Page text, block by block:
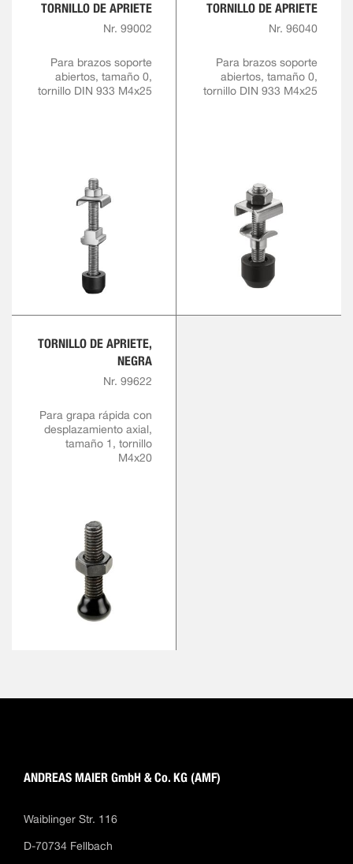
TORNILLO DE APRIETE
Nr. 99002
Para brazos soporte
abiertos, tamaño 0,
tornillo DIN 933 M4x25
TORNILLO DE APRIETE
Nr. 96040
Para brazos soporte
abiertos, tamaño 0,
tornillo DIN 933 M4x25
TORNILLO DE APRIETE,
NEGRA
Nr. 99622
Para grapa rápida con
desplazamiento axial,
tamaño 1, tornillo
M4x20
ANDREAS MAIER GmbH & Co. KG (AMF)
Waiblinger Str. 116
D-70734 Fellbach